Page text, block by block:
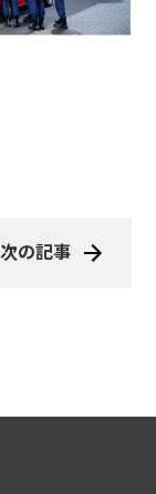
次の記事